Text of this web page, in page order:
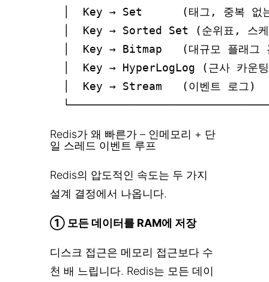
│  Key → Set      (태그, 중복 없
│  Key → Sorted Set (순위표, 스
│  Key → Bitmap   (대규모 플래그
│  Key → HyperLogLog (근사 카운
│  Key → Stream   (이벤트 로그)
Redis가 왜 빠른가 – 인메모리 + 단
일 스레드 이벤트 루프
Redis의 압도적인 속도는 두 가지
설계 결정에서 나옵니다.
① 모든 데이터를 RAM에 저장
디스크 접근은 메모리 접근보다 수
천 배 느립니다. Redis는 모든 데이